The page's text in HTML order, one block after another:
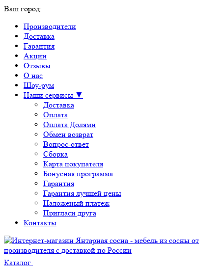
Ваш город:
Производители
Доставка
Гарантия
Акции
Отзывы
О нас
Шоу-рум
Наши сервисы ▼
Доставка
Оплата
Оплата Долями
Обмен возврат
Вопрос-ответ
Сборка
Карта покупателя
Бонусная программа
Гарантия
Гарантия лучшей цены
Наложеный платеж
Пригласи друга
Контакты
Каталог